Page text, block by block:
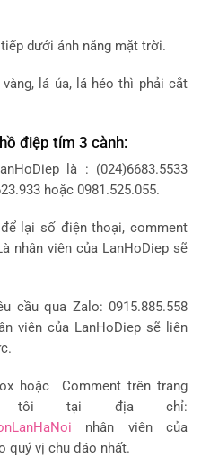
dưới ánh nắng mặt trời.
lá úa, lá héo thì phải cắt
điệp tím 3 cành:
là : (024)6683.5533
hoặc 0981.525.055.
lại số điện thoại, comment
nhân viên của LanHoDiep sẽ
cầu qua Zalo: 0915.885.558
viên của LanHoDiep sẽ liên
hoặc Comment trên trang
tôi tại địa chỉ:
nhân viên của
quý vị chu đáo nhất.